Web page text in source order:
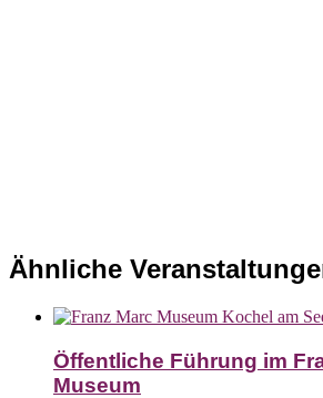
Ähnliche
Öffentliche Führung im
Museum